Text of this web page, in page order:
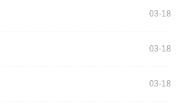
03-18
03-18
03-18